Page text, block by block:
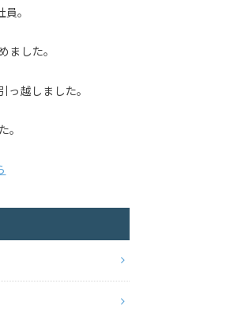
。
ました。
っ越しました。
。